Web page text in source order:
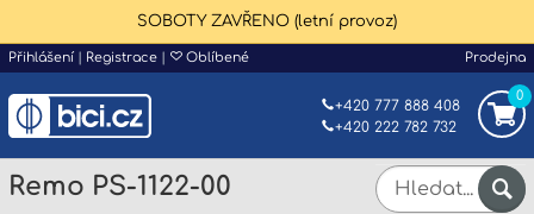
SOBOTY ZAVŘENO (letní provoz)
Přihlášení | Registrace | Oblíbené Prodejna
0
+420 777 888 408
+420 222 782 732
Remo PS-1122-00